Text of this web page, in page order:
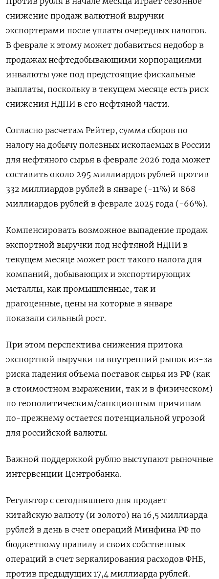
снижение продаж валютной выручки
экспортерами после уплаты очередных налогов.
В феврале к этому может добавиться недобор в
продажах нефтедобывающими корпорациями
инвалюты уже под предстоящие фискальные
выплаты, поскольку в текущем месяце есть риск
снижения ⁠НДПИ в его нефтяной части.
Согласно расчетам Рейтер, сумма сборов по
налогу ‍на добычу полезных ископаемых в России
для нефтяного сырья в феврале 2026 года может
составить около 295 миллиардов рублей против
332 миллиардов рублей ‌в январе (-11%) и 868
миллиардов рублей в феврале 2025 года (-66%).
Компенсировать возможное выпадение продаж
экспортной выручки под нефтяной НДПИ в
текущем месяце может рост такого налога для
компаний, добывающих и экспортирующих
металлы, как промышленные, так и
драгоценные, цены на которые в январе
показали сильный рост.
При этом перспектива снижения притока
экспортной выручки на внутренний рынок из-за
риска падения объема поставок сырья из РФ (как
в стоимостном выражении, так и в физическом)
по геополитическим/санкционным причинам
по-прежнему остается потенциальной угрозой
для российской валюты.
Важной поддержкой рублю выступают рыночные
интервенции Центробанка.
Регулятор с сегодняшнего дня продает
‍китайскую валюту (и золото) на 16,5 миллиарда
‍рублей в день в счет операций Минфина РФ по
бюджетному правилу и своих собственных
операций в счет зеркалирования расходов ФНБ,
против предыдущих 17,4 миллиарда рублей.